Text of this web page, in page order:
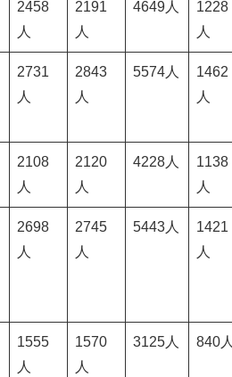
2458
人
2191
人
4649人
1228
人
2731
人
2843
人
5574人
1462
人
2108
人
2120
人
4228人
1138
人
2698
人
2745
人
5443人
1421
人
1555
人
1570
人
3125人 840人